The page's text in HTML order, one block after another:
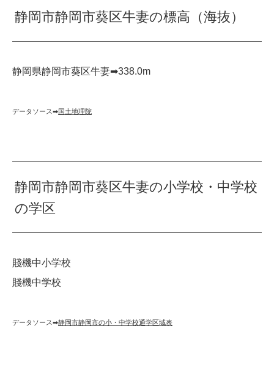
静岡市静岡市葵区牛妻の標高（海抜）
静岡県静岡市葵区牛妻➡︎338.0m
データソース➡︎国土地理院
静岡市静岡市葵区牛妻の小学校・中学校
の学区
賤機中小学校
賤機中学校
データソース➡︎静岡市静岡市の小・中学校通学区域表